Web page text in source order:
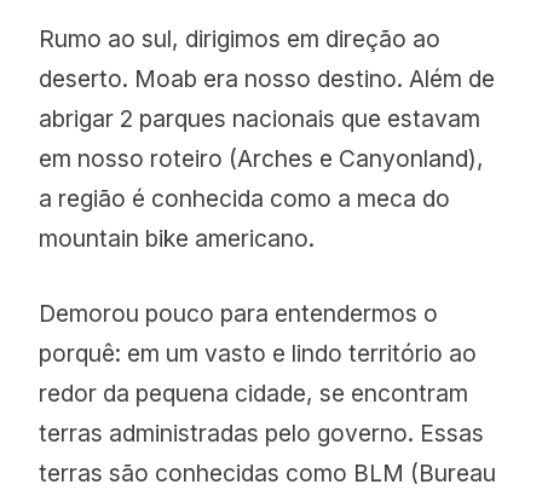
Rumo ao sul, dirigimos em direção ao
deserto. Moab era nosso destino. Além de
abrigar 2 parques nacionais que estavam
em nosso roteiro (Arches e Canyonland),
a região é conhecida como a meca do
mountain bike americano.
Demorou pouco para entendermos o
porquê: em um vasto e lindo território ao
redor da pequena cidade, se encontram
terras administradas pelo governo. Essas
terras são conhecidas como BLM (Bureau